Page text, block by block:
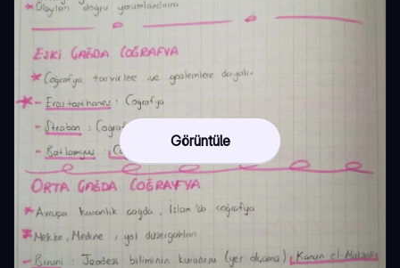
Görüntüle